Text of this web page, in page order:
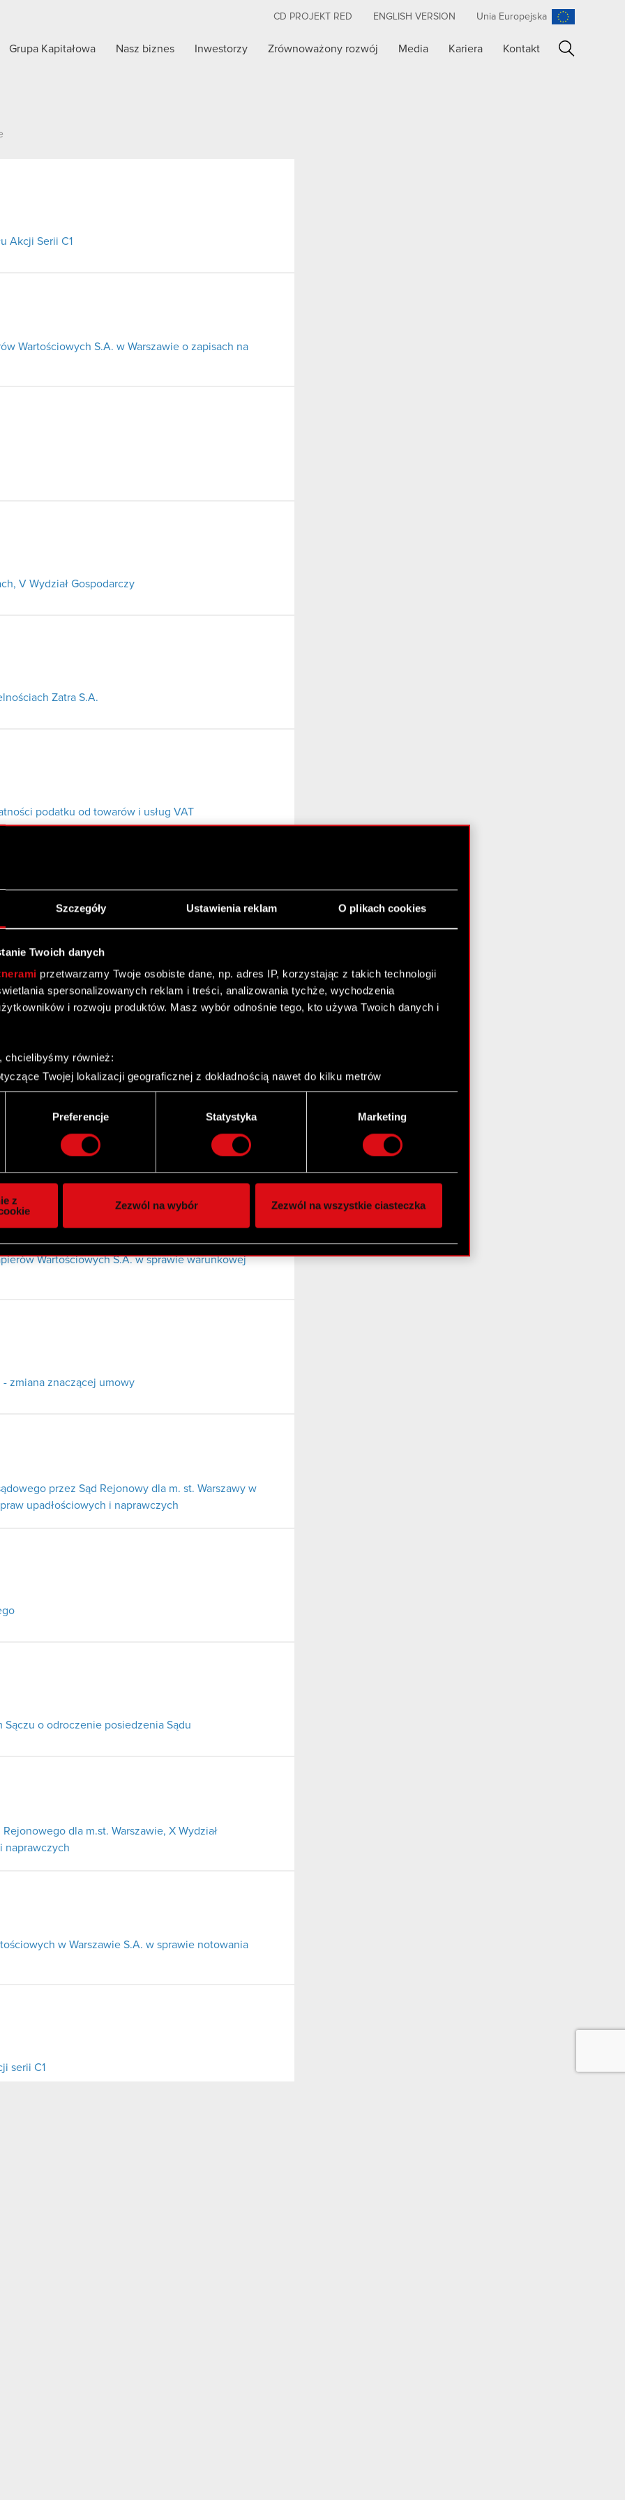
Szczegóły Ustawienia reklam O plikach cookies
Twoich danych
przetwarzamy Twoje osobiste dane, np. adres IP, korzystając z takich technologii
spersonalizowanych reklam i treści, analizowania tychże, wychodzenia
i rozwoju produktów. Masz wybór odnośnie tego, kto używa Twoich danych i
chcielibyśmy również:
Twojej lokalizacji geograficznej z dokładnością nawet do kilku metrów
urządzenie, aktywnie analizując charakteryzującego je zbiory danych (fingerprinting,
tego, jak Twoje osobiste dane są przetwarzane oraz ustaw własne preferencje w
cookie możesz zmienić lub wycofać swoją zgodę w dowolnej chwili.
do spersonalizowania treści i reklam, aby oferować funkcje społecznościowe i
i analitycznym. Partnerzy mogą połączyć te informacje z innymi danymi
podczas korzystania z ich usług. Kontynuując korzystanie z naszej witryny,
cookie.
Preferencje Statystyka Marketing
z
Zezwól na wybór Zezwól na wszystkie ciasteczka
CD PROJEKT RED ENGLISH VERSION Unia Europejska
Grupa Kapitałowa Nasz biznes Inwestorzy Zrównoważony rozwój Media Kariera Kontakt
Akcji Serii C1
Wartościowych S.A. w Warszawie o zapisach na
V Wydział Gospodarczy
Zatra S.A.
podatku od towarów i usług VAT
S.A.
nabycia znaczących aktywów
Wartościowych S.A. w sprawie warunkowej
zmiana znaczącej umowy
przez Sąd Rejonowy dla m. st. Warszawy w
upadłościowych i naprawczych
o odroczenie posiedzenia Sądu
dla m.st. Warszawie, X Wydział
naprawczych
w Warszawie S.A. w sprawie notowania
serii C1